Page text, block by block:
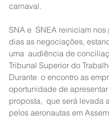
carnaval.
SNA e  SNEA reiniciam nos
dias as negociações,
uma  audiência de
Tribunal Superior do
Durante  o encontro as
oportunidade de
proposta,  que será levada
pelos aeronautas em